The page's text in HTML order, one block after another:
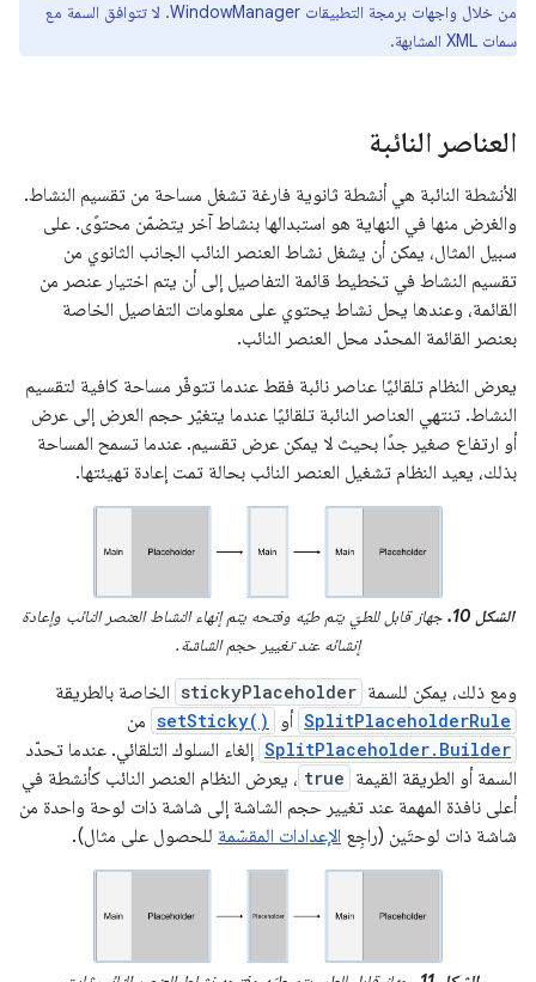
من خلال واجهات برمجة التطبيقات WindowManager. لا تتوافق السمة مع
سمات XML المشابهة.
العناصر النائبة
الأنشطة النائبة هي أنشطة ثانوية فارغة تشغل مساحة من تقسيم النشاط.
والغرض منها في النهاية هو استبدالها بنشاط آخر يتضمّن محتوًى. على
سبيل المثال، يمكن أن يشغل نشاط العنصر النائب الجانب الثانوي من
تقسيم النشاط في تخطيط قائمة التفاصيل إلى أن يتم اختيار عنصر من
القائمة، وعندها يحل نشاط يحتوي على معلومات التفاصيل الخاصة
بعنصر القائمة المحدّد محل العنصر النائب.
يعرض النظام تلقائيًا عناصر نائبة فقط عندما تتوفّر مساحة كافية لتقسيم
النشاط. تنتهي العناصر النائبة تلقائيًا عندما يتغيّر حجم العرض إلى عرض
أو ارتفاع صغير جدًا بحيث لا يمكن عرض تقسيم. عندما تسمح المساحة
بذلك، يعيد النظام تشغيل العنصر النائب بحالة تمت إعادة تهيئتها.
الشكل 10.
جهاز قابل للطيّ يتم طيّه وفتحه يتم إنهاء النشاط العنصر النائب وإعادة
إنشائه عند تغيير حجم الشاشة.
ومع ذلك، يمكن للسمة stickyPlaceholder الخاصة بالطريقة
SplitPlaceholderRule أو setSticky() من
SplitPlaceholder.Builder إلغاء السلوك التلقائي. عندما تحدّد
السمة أو الطريقة القيمة true ، يعرض النظام العنصر النائب كأنشطة في
أعلى نافذة المهمة عند تغيير حجم الشاشة إلى شاشة ذات لوحة واحدة من
شاشة ذات لوحتَين (راجِع الإعدادات المقسّمة للحصول على مثال).